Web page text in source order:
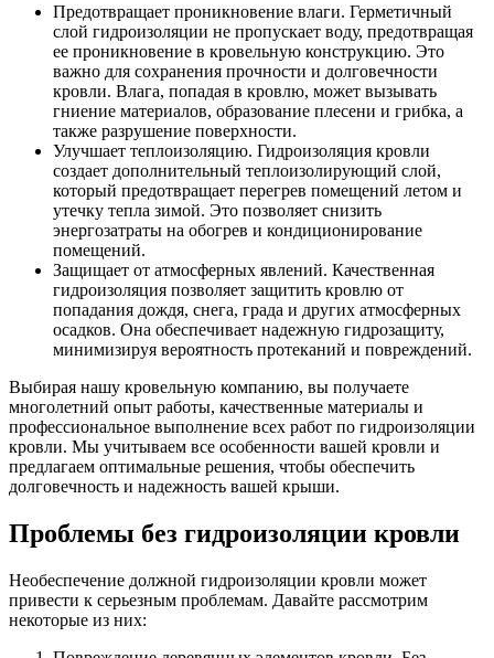
Предотвращает проникновение влаги. Герметичный
слой гидроизоляции не пропускает воду, предотвращая
ее проникновение в кровельную конструкцию. Это
важно для сохранения прочности и долговечности
кровли. Влага, попадая в кровлю, может вызывать
гниение материалов, образование плесени и грибка, а
также разрушение поверхности.
Улучшает теплоизоляцию. Гидроизоляция кровли
создает дополнительный теплоизолирующий слой,
который предотвращает перегрев помещений летом и
утечку тепла зимой. Это позволяет снизить
энергозатраты на обогрев и кондиционирование
помещений.
Защищает от атмосферных явлений. Качественная
гидроизоляция позволяет защитить кровлю от
попадания дождя, снега, града и других атмосферных
осадков. Она обеспечивает надежную гидрозащиту,
минимизируя вероятность протеканий и повреждений.
Выбирая нашу кровельную компанию, вы получаете
многолетний опыт работы, качественные материалы и
профессиональное выполнение всех работ по гидроизоляции
кровли. Мы учитываем все особенности вашей кровли и
предлагаем оптимальные решения, чтобы обеспечить
долговечность и надежность вашей крыши.
Проблемы без гидроизоляции кровли
Необеспечение должной гидроизоляции кровли может
привести к серьезным проблемам. Давайте рассмотрим
некоторые из них: